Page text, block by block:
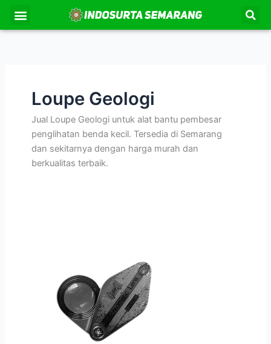
konten
Menu
Loupe Geologi
Jual Loupe Geologi untuk alat bantu pembesar
penglihatan benda kecil. Tersedia di Semarang
dan sekitarnya dengan harga murah dan
berkualitas terbaik.